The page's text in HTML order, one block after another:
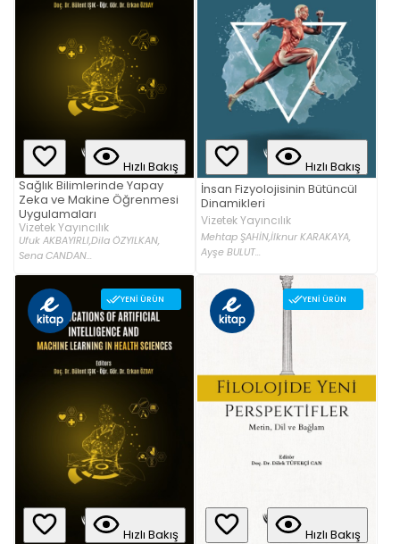
Hızlı Bakış
Sağlık Bilimlerinde Yapay
Zeka ve Makine Öğrenmesi
Uygulamaları
Vizetek Yayıncılık
Ufuk AKBAYIRLI,Dila ÖZYILKAN,
Sena CANDAN...
Hızlı Bakış
İnsan Fizyolojisinin Bütüncül
Dinamikleri
Vizetek Yayıncılık
Mehtap ŞAHİN,İlknur KARAKAYA,
Ayşe BULUT...
YENI ÜRÜN
Hızlı Bakış
YENI ÜRÜN
Hızlı Bakış